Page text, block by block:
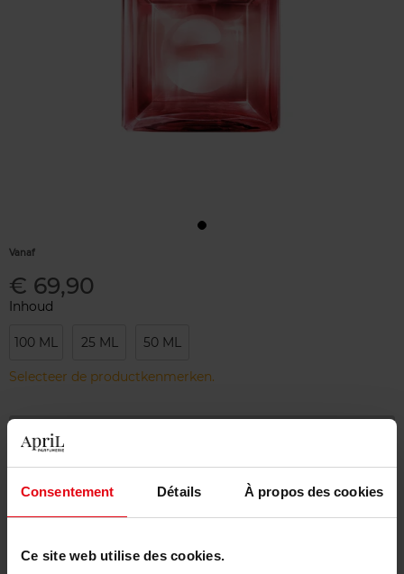
Consentement Détails À propos des cookies
Ce site web utilise des cookies.
Vanaf
€ 69,90
Inhoud
100 ML 25 ML 50 ML
Selecteer de productkenmerken.
Gratis levering bij aankoop van min. 55€
Gratis retour in je winkelpunt
Gratis verpakking